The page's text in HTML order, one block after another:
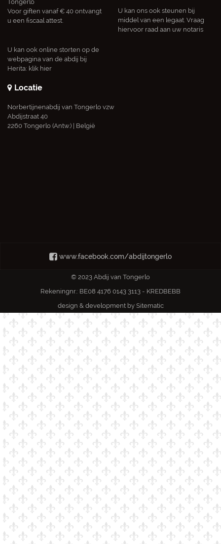
Tongerlo
Voor giften vanaf € 40 ontvangt
u een fiscaal attest.
U kan ook online storten op de
webpagina van de abdij bij
Herita: klik hier
U kan ons ook steunen bij
middel van een legaat. Vraag
hiervoor raad aan uw notaris
Locatie
Norbertijnenabdij van Tongerlo vzw
Abdijstraat 40
2260 Tongerlo (Antw.) | België
www.facebook.com/abdijtongerlo
© 2023 Abdij van Tongerlo
Rekeningnr.: BE08 4176 0143 3113 - KREDBEBB
design & development by Sitematic